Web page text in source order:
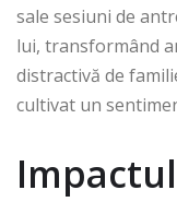
sale sesiuni de
lui, transformând
distractivă de
cultivat un